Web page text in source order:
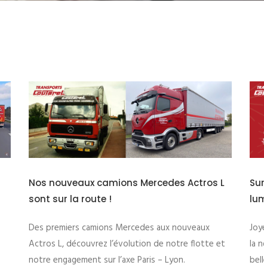
Sur la route des fêtes et des horizons
lumineux !
Joyeuses fêtes et une excellente année 2026 ! Que
la nouvelle année soit remplie de projets réussis, de
belles routes et de moments heureux à partager.